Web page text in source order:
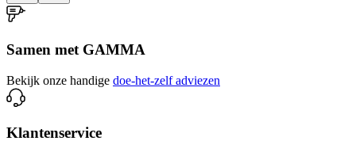
Samen met GAMMA
Bekijk onze handige doe-het-zelf adviezen
Klantenservice